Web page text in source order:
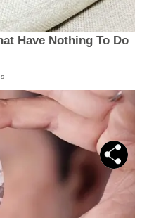
Have Nothing To Do